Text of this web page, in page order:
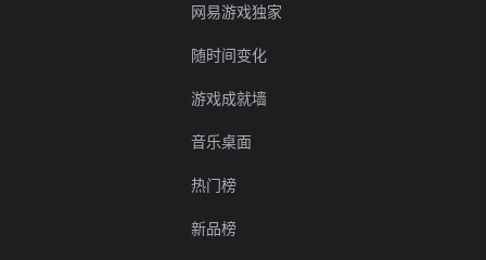
网易游戏独家
随时间变化
游戏成就墙
音乐桌面
热门榜
新品榜